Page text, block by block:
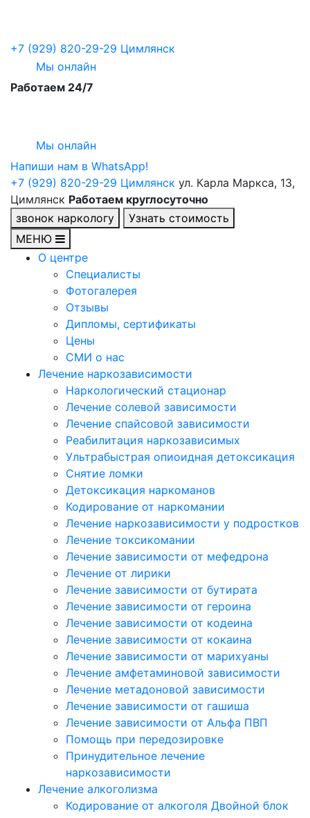
+7 (929) 820-29-29 Цимлянск
Мы онлайн
Работаем 24/7
Мы онлайн
Напиши нам в WhatsApp!
+7 (929) 820-29-29 Цимлянск ул. Карла Маркса, 13,
Цимлянск Работаем круглосуточно
звонок наркологу
Узнать стоимость
МЕНЮ
О центре
Специалисты
Фотогалерея
Отзывы
Дипломы, сертификаты
Цены
СМИ о нас
Лечение наркозависимости
Наркологический стационар
Лечение солевой зависимости
Лечение спайсовой зависимости
Реабилитация наркозависимых
Ультрабыстрая опиоидная детоксикация
Снятие ломки
Детоксикация наркоманов
Кодирование от наркомании
Лечение наркозависимости у подростков
Лечение токсикомании
Лечение зависимости от мефедрона
Лечение от лирики
Лечение зависимости от бутирата
Лечение зависимости от героина
Лечение зависимости от кодеина
Лечение зависимости от кокаина
Лечение зависимости от марихуаны
Лечение амфетаминовой зависимости
Лечение метадоновой зависимости
Лечение зависимости от гашиша
Лечение зависимости от Альфа ПВП
Помощь при передозировке
Принудительное лечение
наркозависимости
Лечение алкоголизма
Кодирование от алкоголя Двойной блок